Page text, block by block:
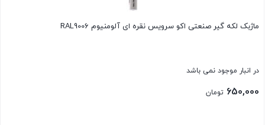
ماژبک لکه گیر صنعتی اکو سرویس نقره ای آلومنیوم RAL9006
در انبار موجود نمی باشد
650,000 تومان